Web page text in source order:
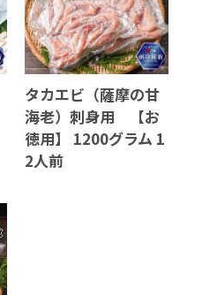
タカエビ（薩摩の甘
海老）刺身用 【お
徳用】 1200グラム 1
2人前